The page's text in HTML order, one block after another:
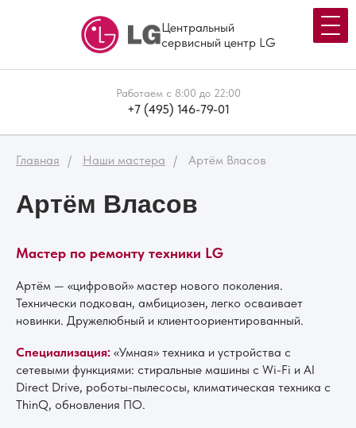
Центральный
сервисный центр LG
Работаем с 8:00 до 22:00
+7 (495) 146-79-01
Главная Наши мастера Артём Власов
Артём Власов
Мастер по ремонту техники LG
Артём — «цифровой» мастер нового поколения.
Технически подкован, амбициозен, легко осваивает
новинки. Дружелюбный и клиентоориентированный.
Специализация: «Умная» техника и устройства с
сетевыми функциями: стиральные машины с Wi-Fi и AI
Direct Drive, роботы-пылесосы, климатическая техника с
ThinQ, обновления ПО.